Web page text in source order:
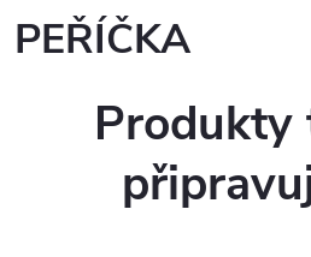
PEŘÍČKA
Produkty